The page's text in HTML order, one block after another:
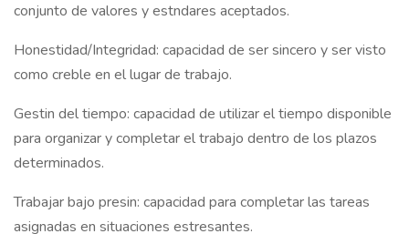
conjunto de valores y estndares aceptados.
Honestidad/Integridad: capacidad de ser sincero y ser visto
como creble en el lugar de trabajo.
Gestin del tiempo: capacidad de utilizar el tiempo disponible
para organizar y completar el trabajo dentro de los plazos
determinados.
Trabajar bajo presin: capacidad para completar las tareas
asignadas en situaciones estresantes.